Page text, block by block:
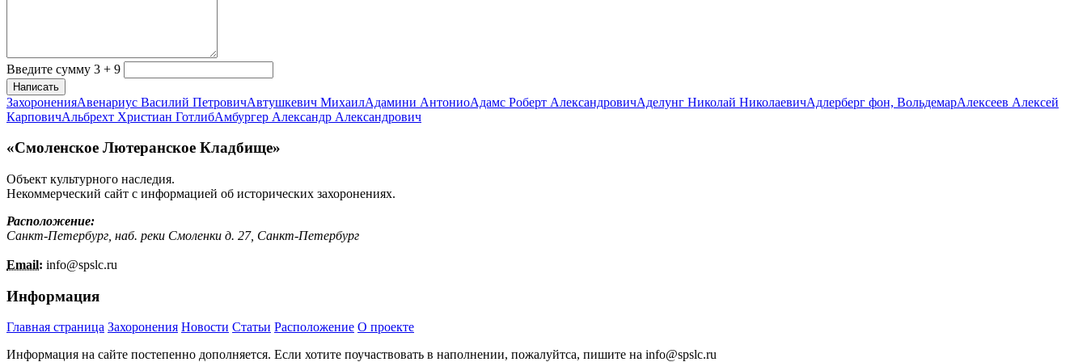
Введите сумму 3 + 9
Написать
ЗахороненияАвенариус Василий ПетровичАвтушкевич МихаилАдамини АнтониоАдамс Роберт АлександровичАделунг Николай НиколаевичАдлерберг фон, ВольдемарАлексеев Алексей
КарповичАльбрехт Христиан ГотлибАмбургер Александр Александрович
«Смоленское Лютеранское Кладбище»
Объект культурного наследия.
Некоммерческий сайт с информацией об исторических захоронениях.
Расположение:
Санкт-Петербург, наб. реки Смоленки д. 27, Санкт-Петербург
Email: info@spslc.ru
Информация
Главная страница Захоронения Новости Статьи Расположение О проекте
Информация на сайте постепенно дополняется. Если хотите поучаствовать в наполнении, пожалуйтса, пишите на info@spslc.ru